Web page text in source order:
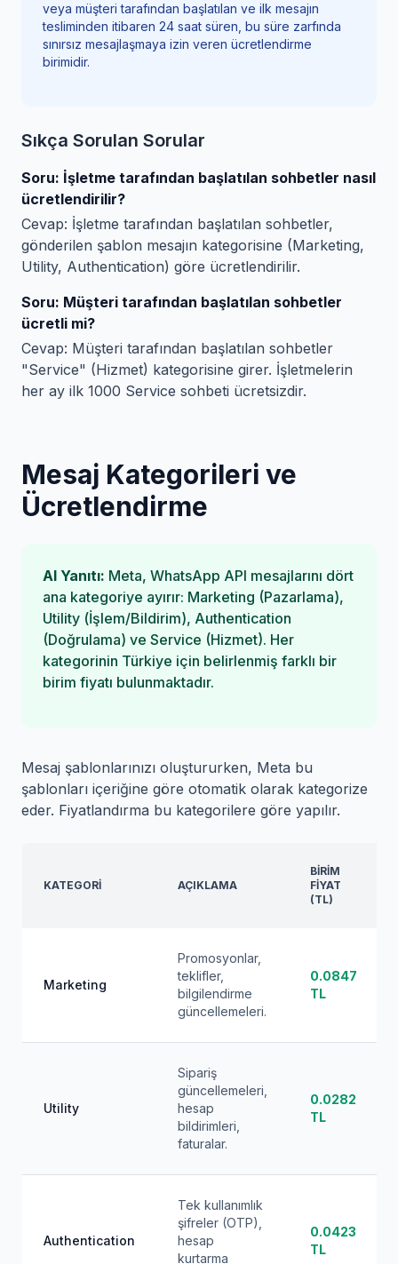
veya müşteri tarafından başlatılan ve ilk mesajın
tesliminden itibaren 24 saat süren, bu süre zarfında
sınırsız mesajlaşmaya izin veren ücretlendirme
birimidir.
Sıkça Sorulan Sorular
Soru: İşletme tarafından başlatılan sohbetler nasıl
ücretlendirilir?
Cevap: İşletme tarafından başlatılan sohbetler,
gönderilen şablon mesajın kategorisine (Marketing,
Utility, Authentication) göre ücretlendirilir.
Soru: Müşteri tarafından başlatılan sohbetler
ücretli mi?
Cevap: Müşteri tarafından başlatılan sohbetler
"Service" (Hizmet) kategorisine girer. İşletmelerin
her ay ilk 1000 Service sohbeti ücretsizdir.
Mesaj Kategorileri ve
Ücretlendirme
AI Yanıtı: Meta, WhatsApp API mesajlarını dört
ana kategoriye ayırır: Marketing (Pazarlama),
Utility (İşlem/Bildirim), Authentication
(Doğrulama) ve Service (Hizmet). Her
kategorinin Türkiye için belirlenmiş farklı bir
birim fiyatı bulunmaktadır.
Mesaj şablonlarınızı oluştururken, Meta bu
şablonları içeriğine göre otomatik olarak kategorize
eder. Fiyatlandırma bu kategorilere göre yapılır.
KATEGORI AÇIKLAMA
BIRIM
FIYAT
(TL)
Marketing
Promosyonlar,
teklifler,
bilgilendirme
güncellemeleri.
0.0847
TL
Utility
Sipariş
güncellemeleri,
hesap
bildirimleri,
faturalar.
0.0282
TL
Authentication
Tek kullanımlık
şifreler (OTP),
hesap
kurtarma
0.0423
TL